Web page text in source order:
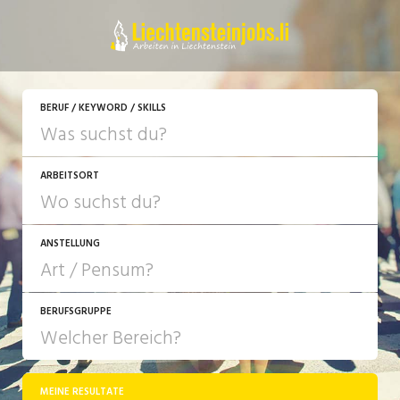
BERUF / KEYWORD / SKILLS
ARBEITSORT
ANSTELLUNG
JOB-TYP
Festanstellung
BERUFSGRUPPE
MEINE RESULTATE
JETZT BEWERBEN